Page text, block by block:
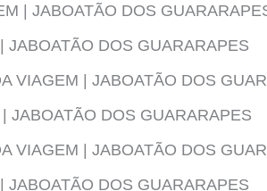
| JABOATÃO DOS
JABOATÃO DOS GUARARAPES
VIAGEM | JABOATÃO DOS
JABOATÃO DOS GUARARAPES
VIAGEM | JABOATÃO DOS
JABOATÃO DOS GUARARAPES